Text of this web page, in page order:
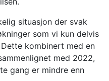
situasjon der svak
som vi kun delvis
kombinert med en
med 2022,
gang er mindre enn